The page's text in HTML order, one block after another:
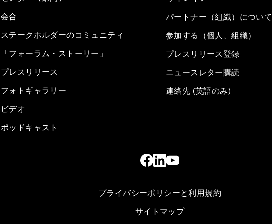
会合
ステークホルダーのコミュニティ
「フォーラム・ストーリー」
プレスリリース
フォトギャラリー
ビデオ
ポッドキャスト
パートナー（組織）について
参加する（個人、組織）
プレスリリース登録
ニュースレター購読
連絡先 (英語のみ)
プライバシーポリシーと利用規約
サイトマップ